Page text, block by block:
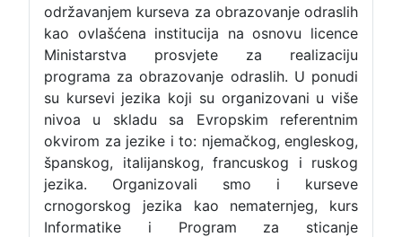
održavanjem kurseva za obrazovanje odraslih
kao ovlašćena institucija na osnovu licence
Ministarstva prosvjete za realizaciju
programa za obrazovanje odraslih. U ponudi
su kursevi jezika koji su organizovani u više
nivoa u skladu sa Evropskim referentnim
okvirom za jezike i to: njemačkog, engleskog,
španskog, italijanskog, francuskog i ruskog
jezika. Organizovali smo i kurseve
crnogorskog jezika kao nematernjeg, kurs
Informatike i Program za sticanje